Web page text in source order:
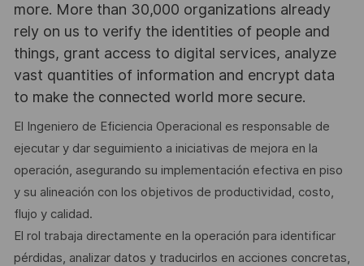
more. More than 30,000 organizations already
rely on us to verify the identities of people and
things, grant access to digital services, analyze
vast quantities of information and encrypt data
to make the connected world more secure.
El Ingeniero de Eficiencia Operacional es responsable de
ejecutar y dar seguimiento a iniciativas de mejora en la
operación, asegurando su implementación efectiva en piso
y su alineación con los objetivos de productividad, costo,
flujo y calidad.
El rol trabaja directamente en la operación para identificar
pérdidas, analizar datos y traducirlos en acciones concretas,